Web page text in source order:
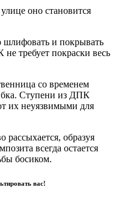
оно становится
и покрывать
требует покраски весь
со временем
Ступени из ДПК
их неуязвимыми для
рассыхается, образуя
всегда остается
босиком.
вас!